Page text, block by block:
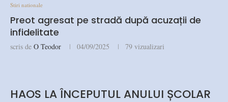
Stiri nationale
Preot agresat pe stradă după acuzații de
infidelitate
scris de O Teodor 04/09/2025 79 vizualizari
HAOS LA ÎNCEPUTUL ANULUI ȘCOLAR